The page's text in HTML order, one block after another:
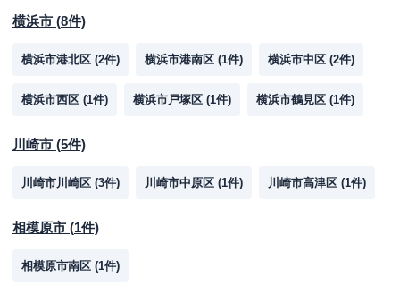
横浜市 (8件)
横浜市港北区 (2件) 横浜市港南区 (1件) 横浜市中区 (2件)
横浜市西区 (1件) 横浜市戸塚区 (1件) 横浜市鶴見区 (1件)
川崎市 (5件)
川崎市川崎区 (3件) 川崎市中原区 (1件) 川崎市高津区 (1件)
相模原市 (1件)
相模原市南区 (1件)